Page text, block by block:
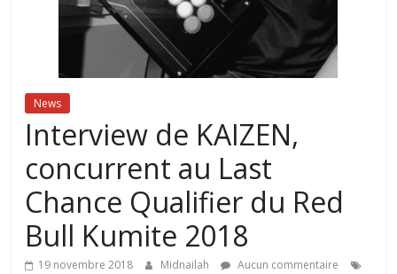
News
Interview de KAIZEN,
concurrent au Last
Chance Qualifier du Red
Bull Kumite 2018
19 novembre 2018 Midnailah
Aucun commentaire